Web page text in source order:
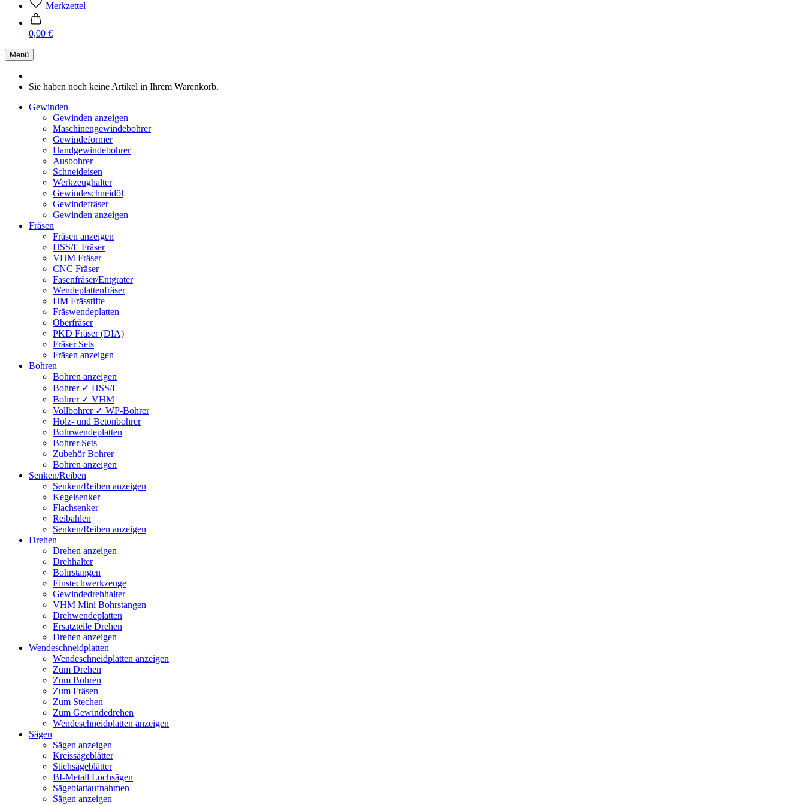
Merkzettel
0,00 €
Menü
Sie haben noch keine Artikel in Ihrem Warenkorb.
Gewinden
Gewinden anzeigen
Maschinengewindebohrer
Gewindeformer
Handgewindebohrer
Ausbohrer
Schneideisen
Werkzeughalter
Gewindeschneidöl
Gewindefräser
Gewinden anzeigen
Fräsen
Fräsen anzeigen
HSS/E Fräser
VHM Fräser
CNC Fräser
Fasenfräser/Entgrater
Wendeplattenfräser
HM Frässtifte
Fräswendeplatten
Oberfräser
PKD Fräser (DIA)
Fräser Sets
Fräsen anzeigen
Bohren
Bohren anzeigen
Bohrer ✓ HSS/E
Bohrer ✓ VHM
Vollbohrer ✓ WP-Bohrer
Holz- und Betonbohrer
Bohrwendeplatten
Bohrer Sets
Zubehör Bohrer
Bohren anzeigen
Senken/Reiben
Senken/Reiben anzeigen
Kegelsenker
Flachsenker
Reibahlen
Senken/Reiben anzeigen
Drehen
Drehen anzeigen
Drehhalter
Bohrstangen
Einstechwerkzeuge
Gewindedrehhalter
VHM Mini Bohrstangen
Drehwendeplatten
Ersatzteile Drehen
Drehen anzeigen
Wendeschneidplatten
Wendeschneidplatten anzeigen
Zum Drehen
Zum Bohren
Zum Fräsen
Zum Stechen
Zum Gewindedrehen
Wendeschneidplatten anzeigen
Sägen
Sägen anzeigen
Kreissägeblätter
Stichsägeblätter
BI-Metall Lochsägen
Sägeblattaufnahmen
Sägen anzeigen